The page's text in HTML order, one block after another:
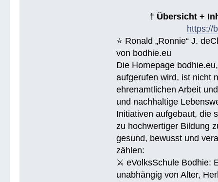
† Übersicht +
https://
⭐️ Ronald „Ronnie“ J.
von bodhie.eu
Die Homepage
aufgerufen wird, ist nicht
ehrenamtlichen Arbeit
und nachhaltige
Initiativen aufgebaut, die
zu hochwertiger Bildung
gesund, bewusst und
zählen:
⚔ eVolksSchule Bodhie:
unabhängig von Alter,